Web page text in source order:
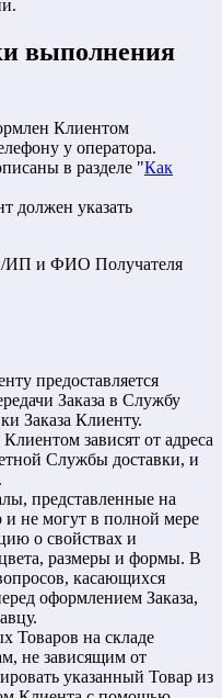
выполнения
Клиентом
у оператора.
в разделе "Как
должен указать
ИП и ФИО Получателя
предоставляется
Заказа в Службу
Заказа Клиенту.
зависят от адреса
Службы доставки, и
представленные на
и не могут в полной мере
о свойствах и
размеры и формы. В
касающихся
оформлением Заказа,
Товаров на складе
не зависящим от
указанный Товар из